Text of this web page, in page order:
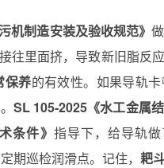
机制造安装及验收规范》
往里面挤，导致新旧脂反
保养的有效性。如果导轨
SL 105-2025《水工金属
条件》 指导下，给导轨
期巡检润滑点。记住， 耙